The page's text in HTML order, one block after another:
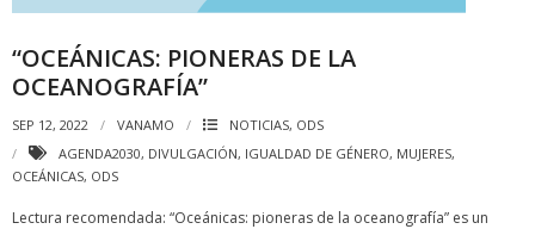
“OCEÁNICAS: PIONERAS DE LA
OCEANOGRAFÍA”
SEP 12, 2022 VANAMO NOTICIAS, ODS
AGENDA2030, DIVULGACIÓN, IGUALDAD DE GÉNERO, MUJERES,
OCEÁNICAS, ODS
Lectura recomendada: “Oceánicas: pioneras de la oceanografía” es un